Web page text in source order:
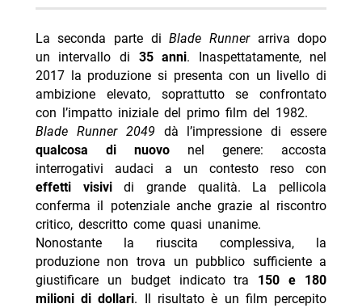
La seconda parte diBlade Runnerarriva dopo
un intervallo di 35 anni. Inaspettatamente, nel
2017 la produzione si presenta con un livello di
ambizione elevato, soprattutto se confrontato
con l’impatto iniziale del primo film del 1982.
Blade Runner 2049 dà l’impressione di essere
qualcosa di nuovonel genere: accosta
interrogativi audaci a un contesto reso con
effetti visividi grande qualità. La pellicola
conferma il potenziale anche grazie al riscontro
critico, descritto come quasi unanime.
Nonostante la riuscita complessiva, la
produzione non trova un pubblico sufficiente a
giustificare un budget indicato tra 150 e 180
milioni di dollari. Il risultato è un film percepito